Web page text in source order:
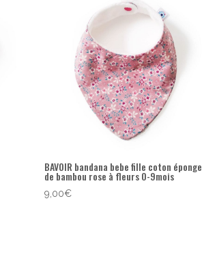
BAVOIR bandana bebe fille coton éponge
de bambou rose à fleurs 0-9mois
9,00€